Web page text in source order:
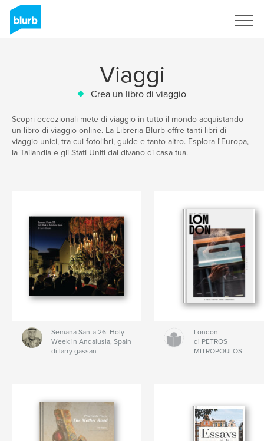
Viaggi
Crea un libro di viaggio
Scopri eccezionali mete di viaggio in tutto il mondo acquistando
un libro di viaggio online. La Libreria Blurb offre tanti libri di
viaggio unici, tra cui fotolibri, guide e tanto altro. Esplora l'Europa,
la Tailandia e gli Stati Uniti dal divano di casa tua.
Semana Santa 26: Holy
Week in Andalusia, Spain
di larry gassan
London
di PETROS
MITROPOULOS